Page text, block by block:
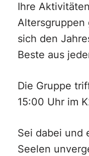
Ihre
Altersgruppen
sich den
Beste aus
Die Gruppe
15:00 Uhr im
Sei dabei und
Seelen